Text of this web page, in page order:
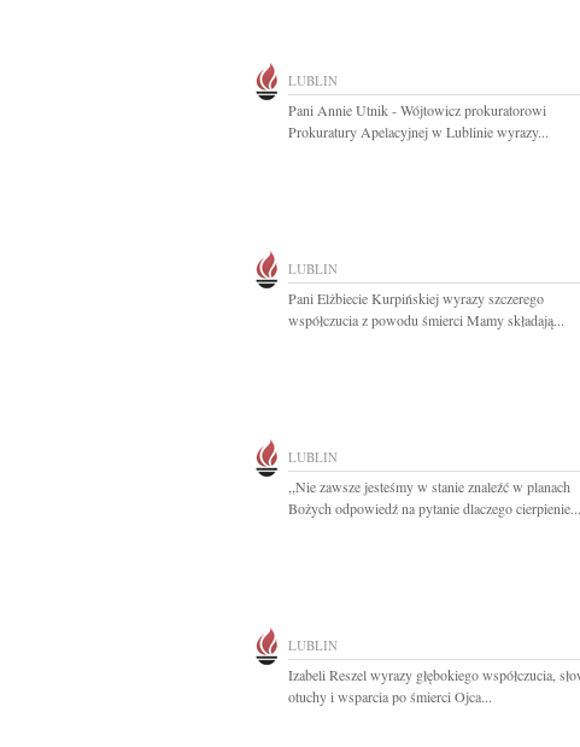
LUBLIN
Pani Annie Utnik - Wójtowicz prokuratorowi
Prokuratury Apelacyjnej w Lublinie wyrazy...
LUBLIN
Pani Elżbiecie Kurpińskiej wyrazy szczerego
współczucia z powodu śmierci Mamy składają...
LUBLIN
,,Nie zawsze jesteśmy w stanie znaleźć w planach
Bożych odpowiedź na pytanie dlaczego cierpienie...
LUBLIN
Izabeli Reszel wyrazy głębokiego współczucia,
otuchy i wsparcia po śmierci Ojca...